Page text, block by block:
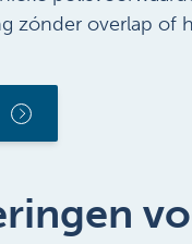
zónder overlap of